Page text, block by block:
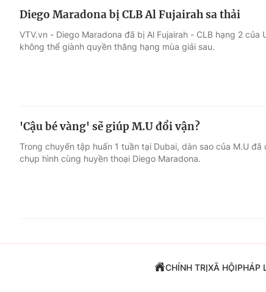
Diego Maradona bị CLB Al Fujairah sa thải
VTV.vn - Diego Maradona đã bị Al Fujairah - CLB hạng 2 của
không thể giành quyền thăng hạng mùa giải sau.
'Cậu bé vàng' sẽ giúp M.U đổi vận?
Trong chuyến tập huấn 1 tuần tại Dubai, dàn sao của M.U
chụp hình cùng huyền thoại Diego Maradona.
CHÍNH TRỊXÃ HỘIPHÁP